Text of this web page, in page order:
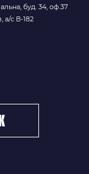
буд. 34, оф.37
а/с В-182